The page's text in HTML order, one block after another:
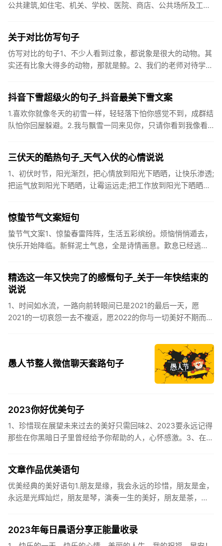
公共建筑,如住宅、机关、学校、医院、商店、公共场所及工业
关于对比仿写句子
仿写对比的句子1、不少人看到过象，都说象是很大的动物。其
实还有比象大得多的动物，那就是鲸。2、我们的老师对待学生
抖音下雪超级火的句子_抖音最美下雪文案
1.喜欢你就像冬天的初雪一样，轻轻落下怕你感觉不到，成群结
队怕你回屋躲避。2.我与飘雪一同来见你，只请你看到我像看
三伏天的酷热句子_天气入伏的心情说说
1、初伏时节，阳光渐烈，把心情放到阳光下晒晒，让快乐渗透;
把运气放到阳光下晒晒，让霉运远走;把工作放到阳光下晒晒，
惊蛰节气文案短句
蛰节气文案1、惊蛰春雷阵阵，生活五彩缤纷。烦恼悄悄遁去，
快乐开始降临。新鲜泥土气息，全是诗情画意。歎息已经逃
精选这一年又快完了的感慨句子_关于一年快结束的
说说
1、时间如水流，一路向前转眼间已是2021的最后一天，愿
2021的一切哀怨一去不複返，愿2022的你与一切美好不期而
愚人节整人微信聊天套路句子
2023你好优美句子
1、珍惜现在展望未来过去的美好只需回味2、2023要永远记得
那些在你黑暗日子里曾经给予你帮助的人，心怀感激。3、在苦
文章作品优美语句
优美经典的美好语句1.朋友是缘，我会永远的珍惜，朋友是金，
永远是光辉灿烂，朋友是琴，演奏一生的美好，朋友是茶，品
2023年每日晨语分享正能量收录